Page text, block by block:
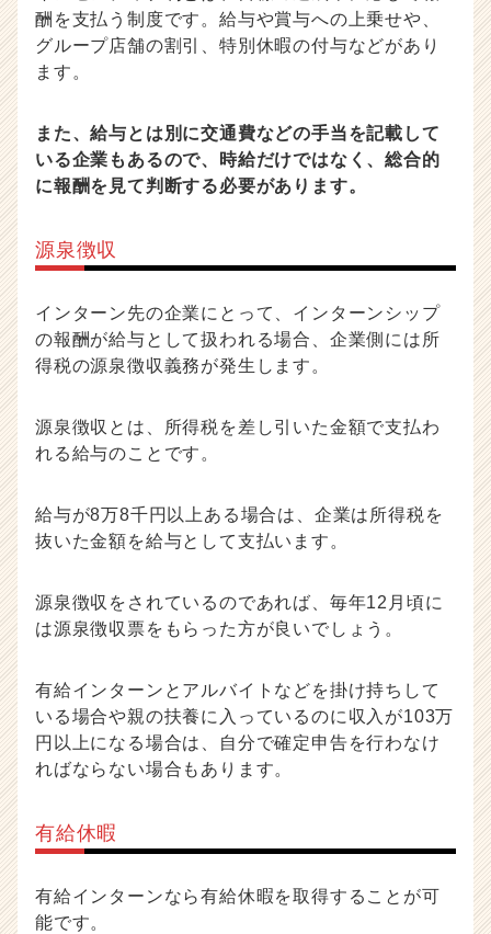
酬を支払う制度です。給与や賞与への上乗せや、
グループ店舗の割引、特別休暇の付与などがあり
ます。
また、給与とは別に交通費などの手当を記載して
いる企業もあるので、時給だけではなく、総合的
に報酬を見て判断する必要があります。
源泉徴収
インターン先の企業にとって、インターンシップ
の報酬が給与として扱われる場合、企業側には所
得税の源泉徴収義務が発生します。
源泉徴収とは、所得税を差し引いた金額で支払わ
れる給与のことです。
給与が8万8千円以上ある場合は、企業は所得税を
抜いた金額を給与として支払います。
源泉徴収をされているのであれば、毎年12月頃に
は源泉徴収票をもらった方が良いでしょう。
有給インターンとアルバイトなどを掛け持ちして
いる場合や親の扶養に入っているのに収入が103万
円以上になる場合は、自分で確定申告を行わなけ
ればならない場合もあります。
有給休暇
有給インターンなら有給休暇を取得することが可
能です。